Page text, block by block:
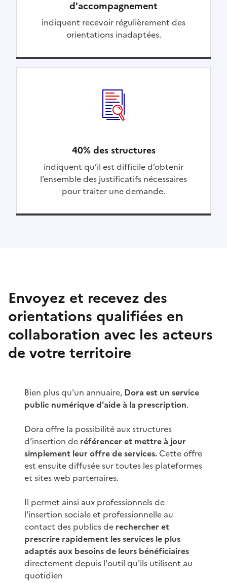
d'accompagnement
indiquent recevoir régulièrement des
orientations inadaptées.
40% des structures
indiquent qu’il est difficile d’obtenir
l’ensemble des justificatifs nécessaires
pour traiter une demande.
Envoyez et recevez des
orientations qualifiées en
collaboration avec les acteurs
de votre territoire
Bien plus qu'un annuaire, Dora est un service
public numérique d'aide à la prescription.
Dora offre la possibilité aux structures
d’insertion de référencer et mettre à jour
simplement leur offre de services. Cette offre
est ensuite diffusée sur toutes les plateformes
et sites web partenaires.
Il permet ainsi aux professionnels de
l'insertion sociale et professionnelle au
contact des publics de rechercher et
prescrire rapidement les services le plus
adaptés aux besoins de leurs bénéficiaires
directement depuis l'outil qu'ils utilisent au
quotidien